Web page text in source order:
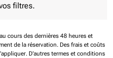
filtres.
cours des dernières 48 heures et
de la réservation. Des frais et coûts
D'autres termes et conditions